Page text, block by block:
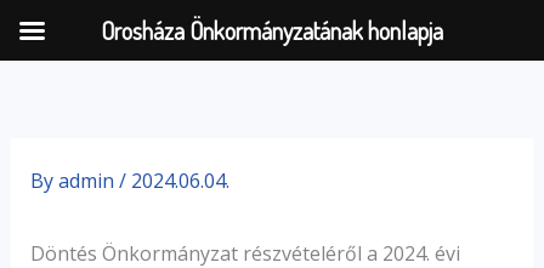
content
Byadmin / 2024.06.04.
Döntés Önkormányzat részvételéről a 2024. évi
Orosháza Önkormányzatának honlapja